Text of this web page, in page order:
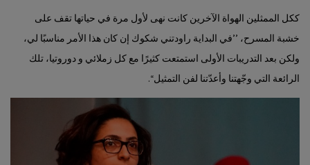
ككل الممثلين الهواة الآخرين كانت نهى لأول مرة في حياتها تقف على
خشبة المسرح، ’’في البداية راودتني شكوك إن كان هذا الأمر مناسبًا لي،
ولكن بعد التدريبات الأولى استمتعت كثيرًا مع كل زملائي و دوروتيا، تلك
الرائعة التي وجّهتنا وأعدّتنا لفن التمثيل‘‘.